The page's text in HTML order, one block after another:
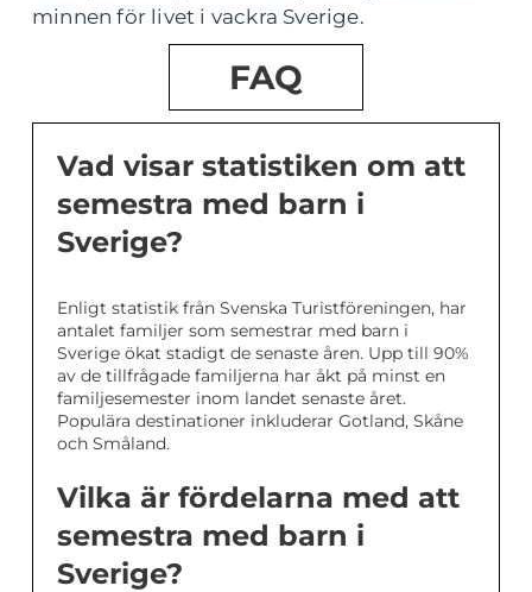
minnen för livet i vackra Sverige.
FAQ
Vad visar statistiken om att
semestra med barn i
Sverige?
Enligt statistik från Svenska Turistföreningen, har
antalet familjer som semestrar med barn i
Sverige ökat stadigt de senaste åren. Upp till 90%
av de tillfrågade familjerna har åkt på minst en
familjesemester inom landet senaste året.
Populära destinationer inkluderar Gotland, Skåne
och Småland.
Vilka är fördelarna med att
semestra med barn i
Sverige?